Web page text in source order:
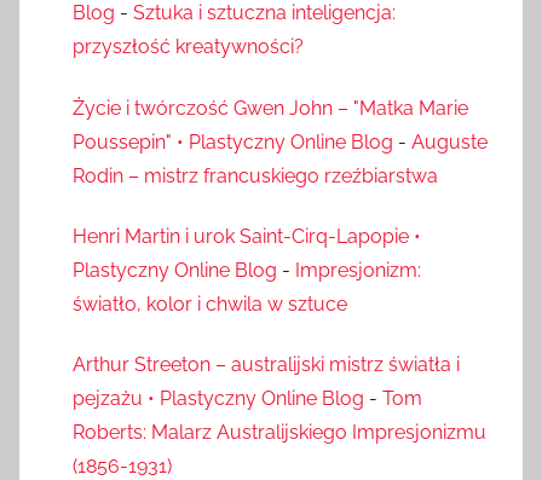
Blog - Sztuka i sztuczna inteligencja:
przyszłość kreatywności?
Życie i twórczość Gwen John – "Matka Marie
Poussepin" • Plastyczny Online Blog - Auguste
Rodin – mistrz francuskiego rzeźbiarstwa
Henri Martin i urok Saint-Cirq-Lapopie •
Plastyczny Online Blog - Impresjonizm:
światło, kolor i chwila w sztuce
Arthur Streeton – australijski mistrz światła i
pejzażu • Plastyczny Online Blog - Tom
Roberts: Malarz Australijskiego Impresjonizmu
(1856-1931)